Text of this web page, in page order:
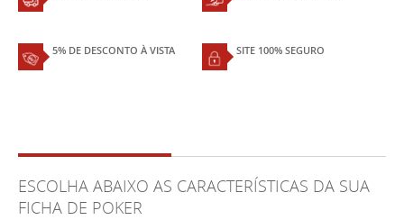
5% DE DESCONTO À VISTA SITE 100% SEGURO
ESCOLHA ABAIXO AS CARACTERÍSTICAS DA SUA
FICHA DE POKER